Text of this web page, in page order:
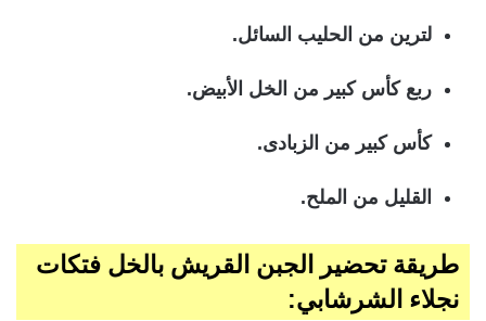
لترين من الحليب السائل.
ربع كأس كبير من الخل الأبيض.
كأس كبير من الزبادى.
القليل من الملح.
طريقة تحضير الجبن القريش بالخل فتكات
نجلاء الشرشابي: